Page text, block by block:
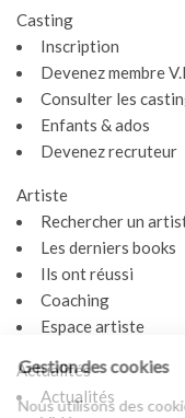
Casting
Inscription
Devenez membre
Consulter les
Enfants & ados
Devenez recruteur
Artiste
Rechercher un
Les derniers books
Ils ont réussi
Coaching
Espace artiste
Actualités
Actualités
Gestion des cookies
Nous utilisons des